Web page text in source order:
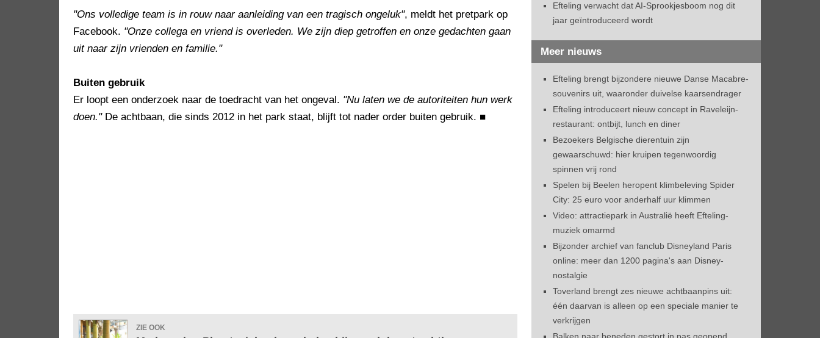
"Ons volledige team is in rouw naar aanleiding van een tragisch ongeluk", meldt het pretpark op
Facebook. "Onze collega en vriend is overleden. We zijn diep getroffen en onze gedachten gaan
uit naar zijn vrienden en familie."
Buiten gebruik
Er loopt een onderzoek naar de toedracht van het ongeval. "Nu laten we de autoriteiten hun werk
doen."De achtbaan, die sinds 2012 in het park staat, blijft tot nader order buiten gebruik. ■
ZIE OOK
Efteling verwacht dat AI-Sprookjesboom nog dit
jaar geïntroduceerd wordt
Meer nieuws
Efteling brengt bijzondere nieuwe Danse Macabre-
souvenirs uit, waaronder duivelse kaarsendrager
Efteling introduceert nieuw concept in Raveleijn-
restaurant: ontbijt, lunch en diner
Bezoekers Belgische dierentuin zijn
gewaarschuwd: hier kruipen tegenwoordig
spinnen vrij rond
Spelen bij Beelen heropent klimbeleving Spider
City: 25 euro voor anderhalf uur klimmen
Video: attractiepark in Australië heeft Efteling-
muziek omarmd
Bijzonder archief van fanclub Disneyland Paris
online: meer dan 1200 pagina's aan Disney-
nostalgie
Toverland brengt zes nieuwe achtbaanpins uit:
één daarvan is alleen op een speciale manier te
verkrijgen